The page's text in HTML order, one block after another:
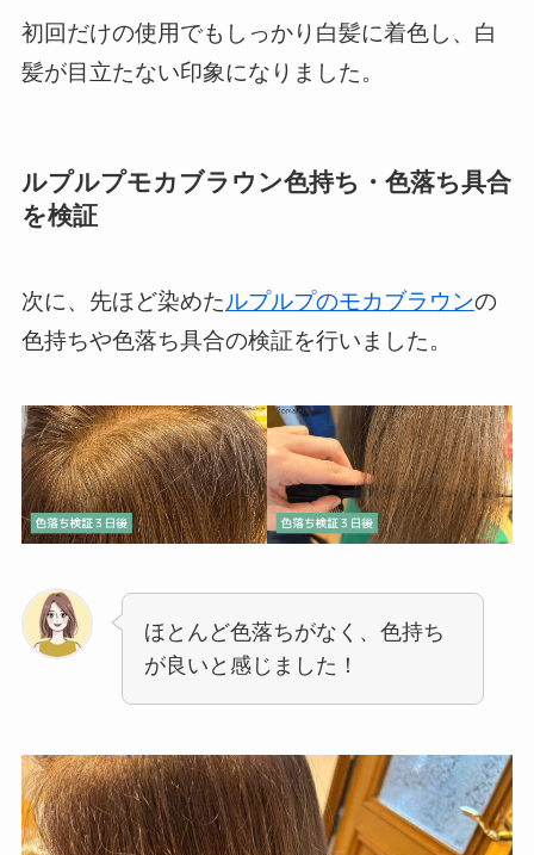
初回だけの使用でもしっかり白髪に着色し、白
髪が目立たない印象になりました。
ルプルプモカブラウン色持ち・色落ち具合
を検証
次に、先ほど染めたルプルプのモカブラウンの
色持ちや色落ち具合の検証を行いました。
ほとんど色落ちがなく、色持ち
が良いと感じました！